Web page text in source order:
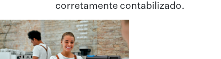
corretamente contabilizado.